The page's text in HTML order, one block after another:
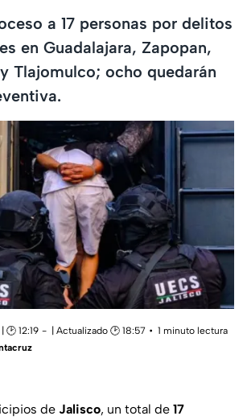
a 17 personas por delitos
en Guadalajara, Zapopan,
Tlajomulco; ocho quedarán
12:19 | Actualizado 🕑 18:57
1 minuto lectura
de Jalisco, un total de 17